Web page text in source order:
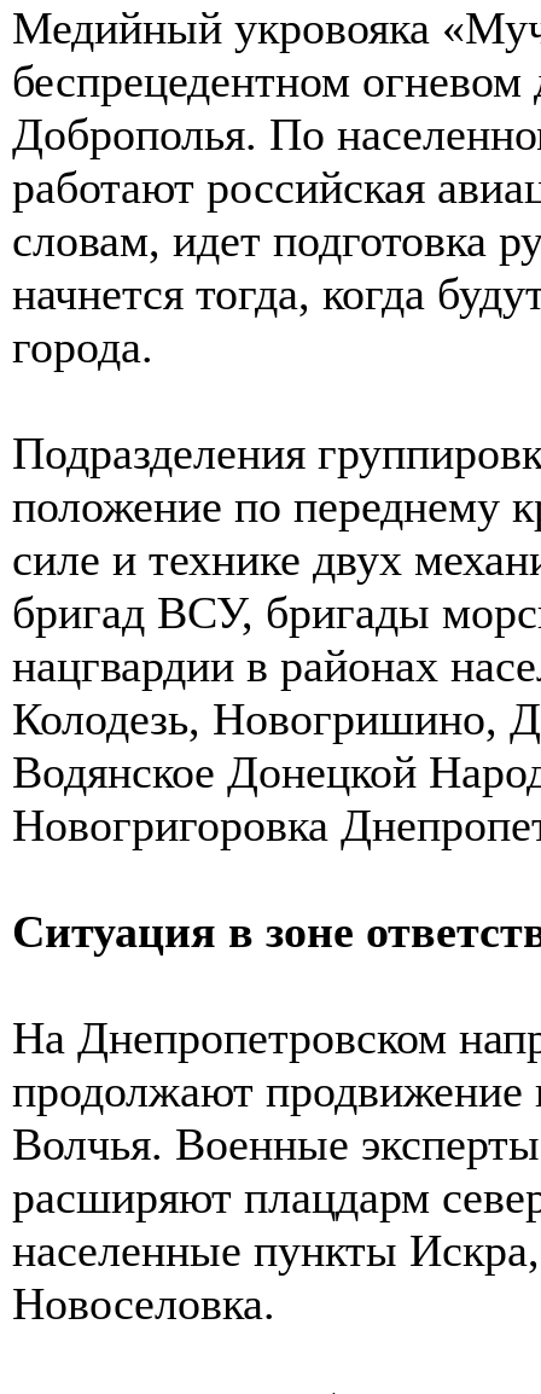
Медийный укровояка
беспрецедентном огневом
Доброполья. По
работают российская
словам, идет подготовка
начнется тогда, когда
города.
Подразделения
положение по переднему
силе и технике двух
бригад ВСУ, бригады
нацгвардии в районах
Колодезь, Новогришино,
Водянское Донецкой
Новогригоровка
Ситуация в зоне
На Днепропетровском
продолжают продвижение
Волчья. Военные
расширяют плацдарм
населенные пункты
Новоселовка.